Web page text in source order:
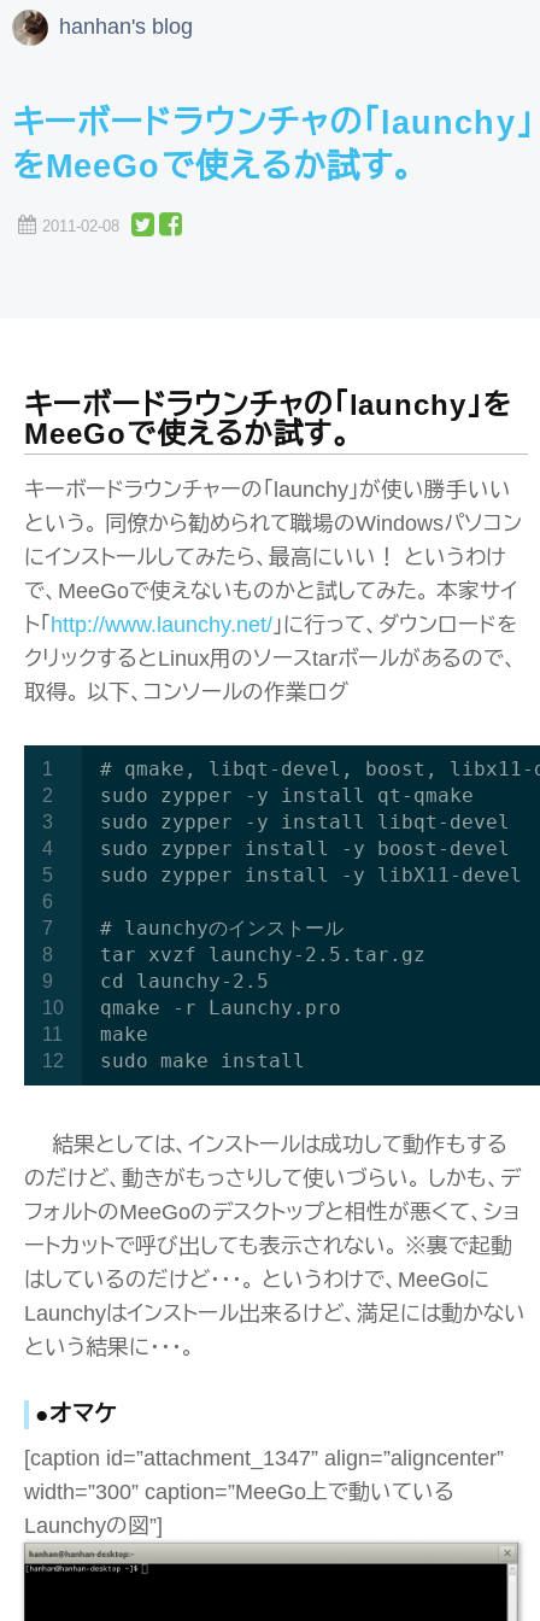
hanhan's blog
キーボードラウンチャの「launchy」
をMeeGoで使えるか試す。
2011-02-08
キーボードラウンチャの「launchy」を
MeeGoで使えるか試す。
キーボードラウンチャーの「launchy」が使い勝手いい
という。 同僚から勧められて職場のWindowsパソコン
にインストールしてみたら、最高にいい！ というわけ
で、MeeGoで使えないものかと試してみた。 本家サイ
ト「http://www.launchy.net/ 」に行って、ダウンロードを
クリックするとLinux用のソースtarボールがあるので、
取得。 以下、コンソールの作業ログ
1
2
3
4
5
6
7
8
9
10
11
12
# qmake, libqt-devel, boost, libx11-
sudo zypper -y install qt-qmake
sudo zypper -y install libqt-devel
sudo zypper install -y boost-devel
sudo zypper install -y libX11-devel
# launchyのインストール
tar xvzf launchy-2.5.tar.gz
cd launchy-2.5
qmake -r Launchy.pro
make
sudo make install
結果としては、インストールは成功して動作もする
のだけど、動きがもっさりして使いづらい。 しかも、デ
フォルトのMeeGoのデスクトップと相性が悪くて、ショ
ートカットで呼び出しても表示されない。 ※裏で起動
はしているのだけど・・・。 というわけで、MeeGoに
Launchyはインストール出来るけど、満足には動かない
という結果に・・・。
●オマケ
[caption id=”attachment_1347” align=”aligncenter”
width=”300” caption=”MeeGo上で動いている
Launchyの図”]